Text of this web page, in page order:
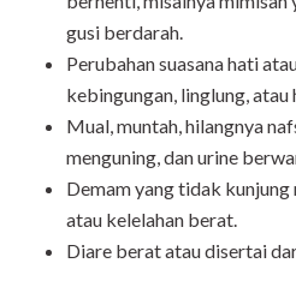
gusi berdarah.
Perubahan suasana hati
kebingungan, linglung, atau
Mual, muntah, hilangnya
menguning, dan urine
Demam yang tidak
atau kelelahan berat.
Diare berat atau disertai